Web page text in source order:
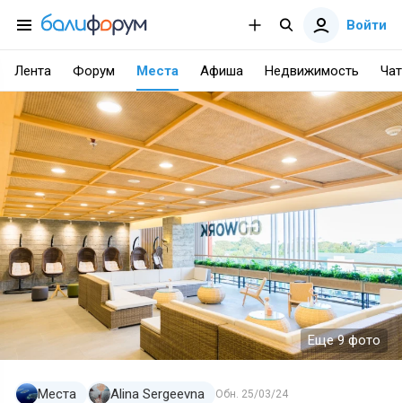
Войти
Лента Форум Места Афиша Недвижимость Чат
Еще 9 фото
Места Alina Sergeevna Обн. 25/03/24